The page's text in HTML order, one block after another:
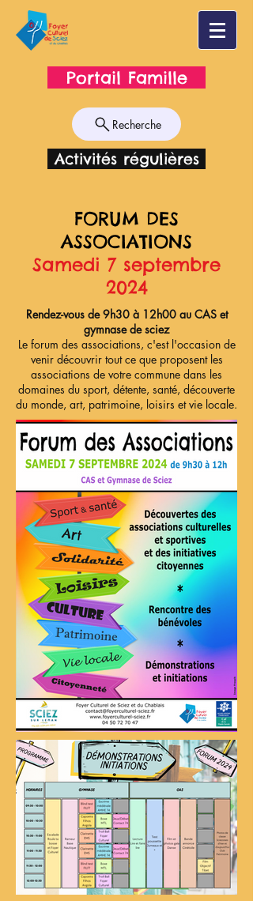
Portail Famille
Recherche
Activités régulières
FORUM DES
ASSOCIATIONS
Samedi 7 septembre
2024
Rendez-vous de 9h30 à 12h00 au CAS et
gymnase de sciez
Le forum des associations, c'est l'occasion de
venir découvrir tout ce que proposent les
associations de votre commune dans les
domaines du sport, détente, santé, découverte
du monde, art, patrimoine, loisirs et vie locale.